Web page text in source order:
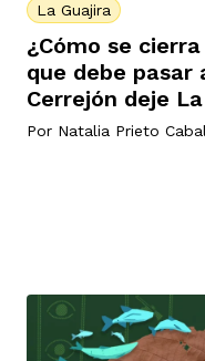
La Guajira
¿Cómo se
que debe pasar
Cerrejón deje
Por Natalia Prieto